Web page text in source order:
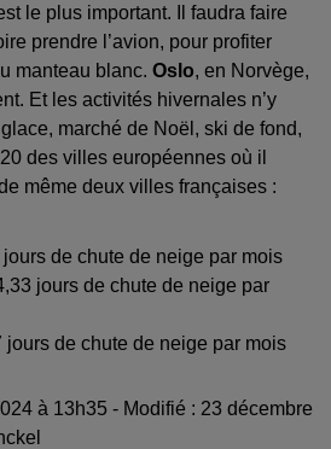
le plus important. Il faudra faire
prendre l’avion, pour profiter
manteau blanc. Oslo, en Norvège,
Et les activités hivernales n’y
marché de Noël, ski de fond,
des villes européennes où il
même deux villes françaises :
de chute de neige par mois
jours de chute de neige par
jours de chute de neige par mois
à 13h35 - Modifié : 23 décembre